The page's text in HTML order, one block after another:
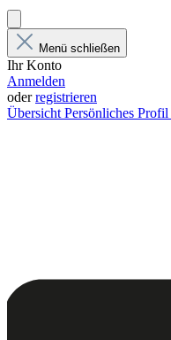
Menü schließen
Ihr Konto
Anmelden
oderregistrieren
Übersicht Persönliches Profil